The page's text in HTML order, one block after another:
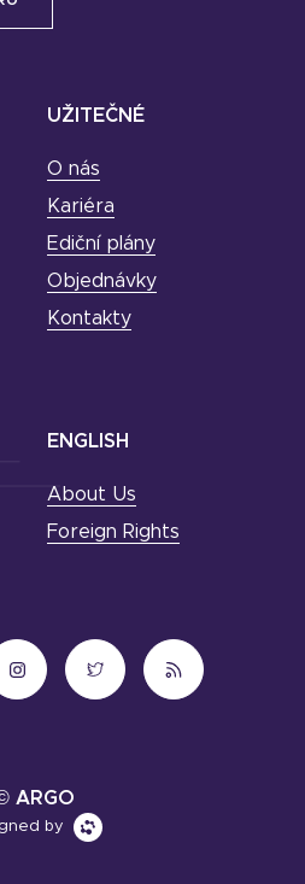
UŽITEČNÉ
O nás
Kariéra
Ediční plány
Objednávky
Kontakty
ENGLISH
About Us
Foreign Rights
ARGO
by